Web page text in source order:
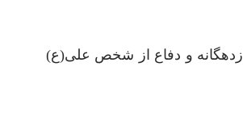
و دفاع از شخص على(ع)